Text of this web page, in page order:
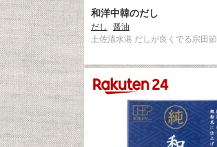
和洋中韓のだし
だし
醤油
土佐清水港 だしが良くでる宗田節